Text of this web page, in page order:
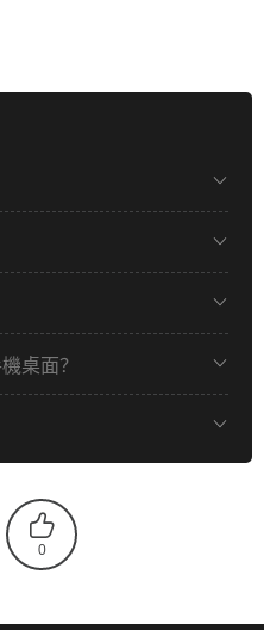
桌面？
0